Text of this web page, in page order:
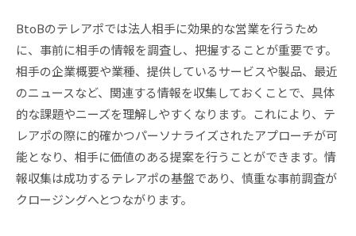
BtoBのテレアポでは法人相手に効果的な営業を行うため
に、事前に相手の情報を調査し、把握することが重要です。
相手の企業概要や業種、提供しているサービスや製品、最近
のニュースなど、関連する情報を収集しておくことで、具体
的な課題やニーズを理解しやすくなります。これにより、テ
レアポの際に的確かつパーソナライズされたアプローチが可
能となり、相手に価値のある提案を行うことができます。情
報収集は成功するテレアポの基盤であり、慎重な事前調査が
クロージングへとつながります。